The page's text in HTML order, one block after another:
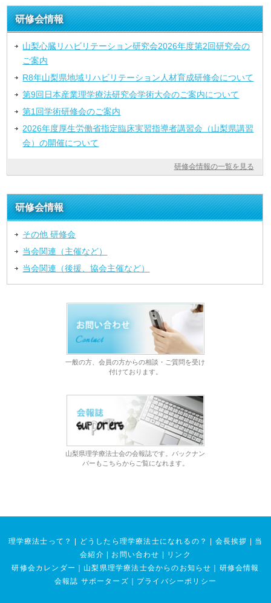
研修会情報
山梨心臓リハビリテーション研究会2026年度第2回研究会の
ご案内
R8年山梨県地域リハビリテーション人材育成研修会について
第9回日本産業理学療法研究会学術大会のご案内について
第1回学術研修会のご案内
2026年度厚生労働省指定臨床実習指導者講習会（山梨県講習
会）の開催について
研修会情報の一覧を見る
研修会情報
その他 研修会
当会関連（主催など）
当会関連（後援、協会主催など）
一般の方、会員の方からの相談・ご質問を受け
付けております。
山梨県理学療法士会の会報誌です。バックナン
バーもこちらからご覧になれます。
理学療法士って？ どうしたら理学療法士になれるの？ 会長挨拶
当
会紹介
お問い合わせ
リンク
研修会カレンダー
山梨県理学療法士会からのお知らせ
研修会情報
会報誌 サポーターズ
プライバシーポリシー